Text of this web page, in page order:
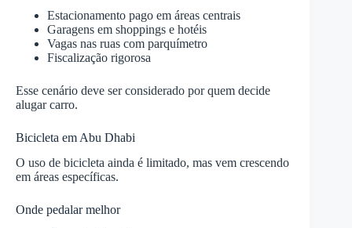
Estacionamento pago em áreas centrais
Garagens em shoppings e hotéis
Vagas nas ruas com parquímetro
Fiscalização rigorosa
Esse cenário deve ser considerado por quem decide
alugar carro.
Bicicleta em Abu Dhabi
O uso de bicicleta ainda é limitado, mas vem crescendo
em áreas específicas.
Onde pedalar melhor